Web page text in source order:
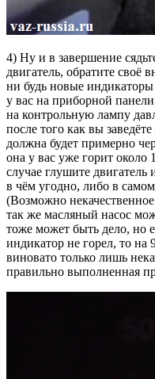
4) Ну и в завершение
двигатель, обратите своё
ни будь новые
у вас на приборной
на контрольную лампу
после того как вы
должна будет примерно
она у вас уже горит около
случае глушите
в чём угодно, либо в
(Возможно
так же масляный насос
тоже может быть дело, но
индикатор не горел, то на
виновато только лишь
правильно выполненная